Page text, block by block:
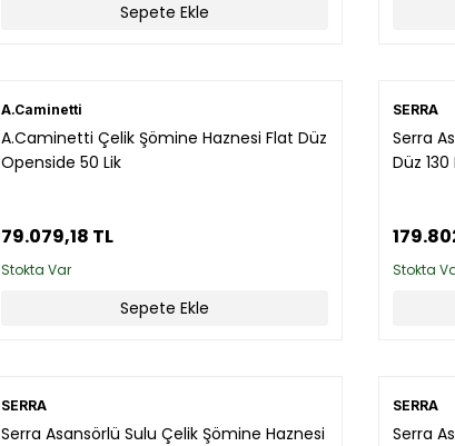
Sepete Ekle
A.Caminetti
A.Caminetti Çelik Şömine Haznesi Flat Düz
Openside 50 Lik
79.079,18 TL
Stokta Var
Sepete Ekle
SERRA
Serra
Düz 130
Stokta
SERRA
Serra Asansörlü Sulu Çelik Şömine Haznesi
SERRA
Serra